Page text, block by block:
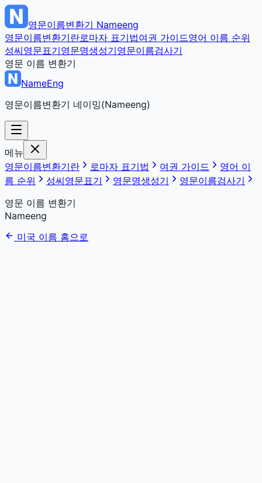
영문이름변환기 Nameeng
영문이름변환기란로마자 표기법여권 가이드영어 이름 순위
성씨영문표기영문명생성기영문이름검사기
영문 이름 변환기
NameEng
영문이름변환기 네이밍(Nameeng)
메뉴
영문이름변환기란
로마자 표기법 여권 가이드
영어 이
름 순위
성씨영문표기 영문명생성기
영문이름검사기
영문 이름 변환기
Nameeng
미국 이름 홈으로